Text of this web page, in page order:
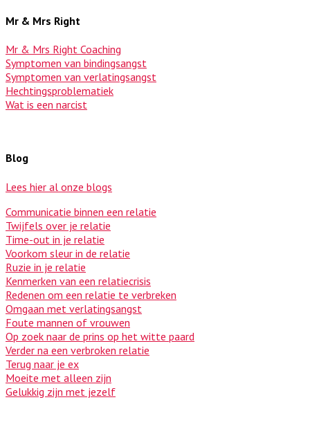
Mr & Mrs Right
Mr & Mrs Right Coaching
Symptomen van bindingsangst
Symptomen van verlatingsangst
Hechtingsproblematiek
Wat is een narcist
Blog
Lees hier al onze blogs
Communicatie binnen een relatie
Twijfels over je relatie
Time-out in je relatie
Voorkom sleur in de relatie
Ruzie in je relatie
Kenmerken van een relatiecrisis
Redenen om een relatie te verbreken
Omgaan met verlatingsangst
Foute mannen of vrouwen
Op zoek naar de prins op het witte paard
Verder na een verbroken relatie
Terug naar je ex
Moeite met alleen zijn
Gelukkig zijn met jezelf